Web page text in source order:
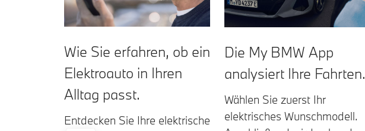
Wie Sie erfahren, ob ein
Elektroauto in Ihren
Alltag passt.
Entdecken Sie Ihre elektrische
Die My BMW App
analysiert Ihre Fahrten.
Wählen Sie zuerst Ihr
elektrisches Wunschmodell.